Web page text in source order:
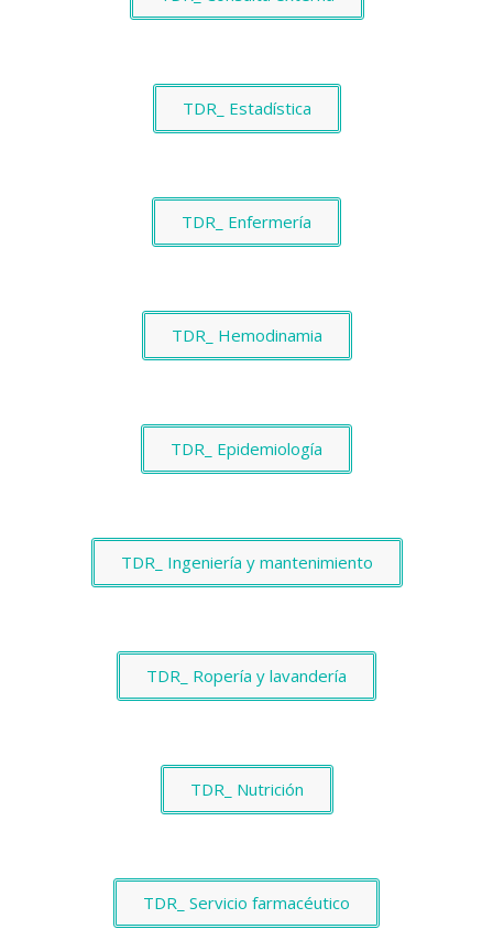
TDR_ Estadística
TDR_ Enfermería
TDR_ Hemodinamia
TDR_ Epidemiología
TDR_ Ingeniería y mantenimiento
TDR_ Ropería y lavandería
TDR_ Nutrición
TDR_ Servicio farmacéutico